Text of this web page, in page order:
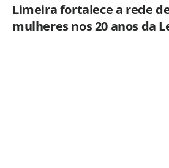
Limeira fortalece a rede
mulheres nos 20 anos da